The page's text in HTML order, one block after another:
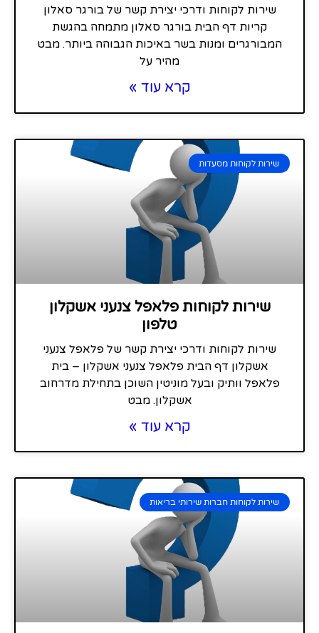
שירות לקוחות ודרכי יצירת קשר של בורגר סאלון
קריות דף הבית בורגר סאלון מתמחה בהגשת
המבורגרים ומנות בשר באיכות הגבוהה ביותר. מבט
מהיר על
קרא עוד »
שירות לקוחות מסעדות
שירות לקוחות פלאפל צנעני אשקלון
טלפון
שירות לקוחות ודרכי יצירת קשר של פלאפל צנעני
אשקלון דף הבית פלאפל צנעני אשקלון – בית
פלאפל וותיק ובעל מוניטין השוכן בתחילת מדרחוב
אשקלון. מבט
קרא עוד »
שירות לקוחות חברות שירותי בריאות